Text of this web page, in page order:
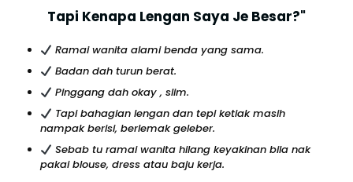
Tapi Kenapa Lengan Saya Je Besar?"
Ramai wanita alami benda yang sama.
Badan dah turun berat.
Pinggang dah okay , slim.
Tapi bahagian lengan dan tepi ketiak masih
nampak berisi, berlemak geleber.
Sebab tu ramai wanita hilang keyakinan bila nak
pakai blouse, dress atau baju kerja.